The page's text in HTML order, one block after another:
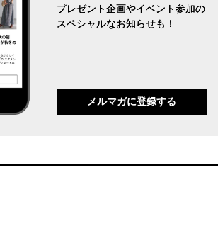
プレゼント企画やイベント参加の
スペシャルなお知らせも！
メルマガに登録する